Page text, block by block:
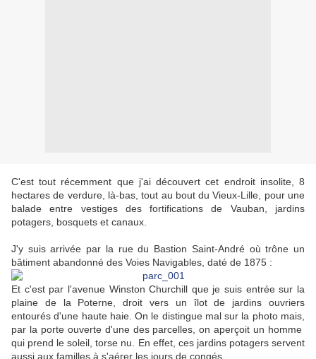
C'est tout récemment que j'ai découvert cet endroit insolite, 8
hectares de verdure, là-bas, tout au bout du Vieux-Lille, pour une
balade entre vestiges des fortifications de Vauban, jardins
potagers, bosquets et canaux.
J'y suis arrivée par la rue du Bastion Saint-André où trône un
bâtiment abandonné des Voies Navigables, daté de 1875 :
Et c'est par l'avenue Winston Churchill que je suis entrée sur la
plaine de la Poterne, droit vers un îlot de jardins ouvriers
entourés d'une haute haie. On le distingue mal sur la photo mais,
par la porte ouverte d'une des parcelles, on aperçoit un homme
qui prend le soleil, torse nu. En effet, ces jardins potagers servent
aussi aux familles à s'aérer les jours de congés.